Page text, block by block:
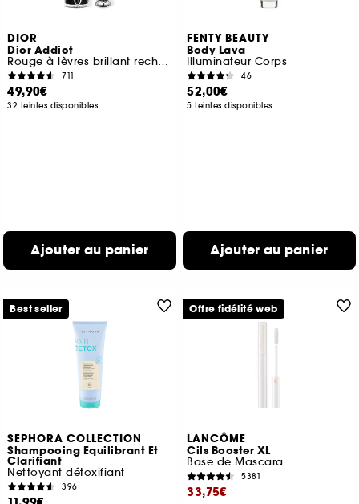
DIOR
Dior Addict
Rouge à lèvres brillant rechargeable 90 % d'origine naturelle
711
49,90€
32 teintes disponibles
Ajouter au panier
FENTY BEAUTY
Body Lava
Illuminateur Corps
46
52,00€
5 teintes disponibles
Ajouter au panier
SEPHORA COLLECTION
Shampooing Equilibrant Et
Clarifiant
Nettoyant détoxifiant
396
Best seller
LANCÔME
Cils Booster XL
Base de Mascara
5381
33,75€
Offre fidélité web